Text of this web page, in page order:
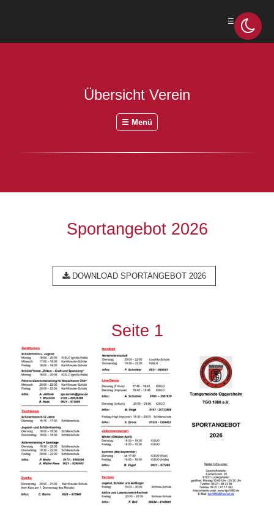
☰ Menü
Übersicht Verein
☰ Menü
Sportangebot 2026
DOWNLOAD SPORTANGEBOT 2026
Seite 1